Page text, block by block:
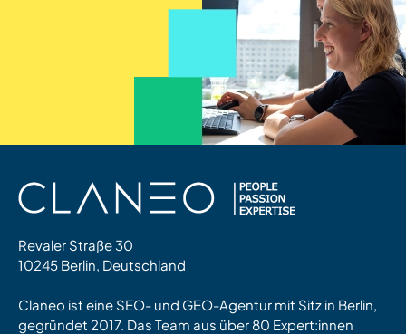
Revaler Straße 30
10245 Berlin, Deutschland
Claneo ist eine SEO- und GEO-Agentur mit Sitz in Berlin,
gegründet 2017. Das Team aus über 80 Expert:innen